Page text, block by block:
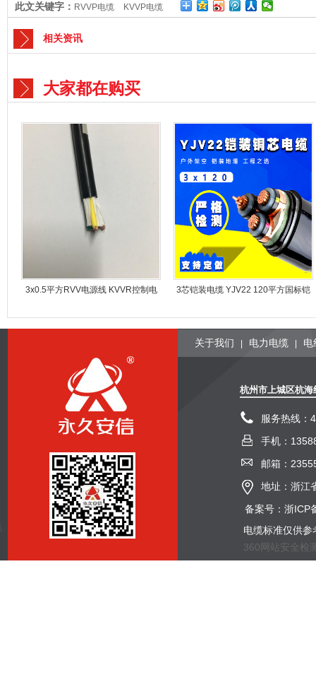
此文关键字： RVVP电缆 KVVP电缆
相关资讯
大家都在购买
3x0.5平方RVV电源线 KVVR控制电
3芯铠装电缆 YJV22 120平方国标铠
关于我们 电力电缆 电
电缆标准仅供
360网站安全检
杭州市上城区杭海
服务热线：
手机：
邮箱：
地址：浙江
备案号：浙ICP